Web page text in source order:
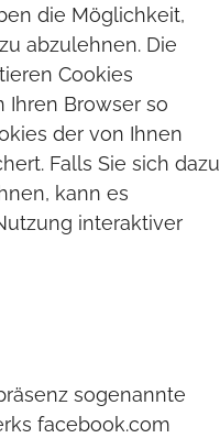
die Möglichkeit,
abzulehnen. Die
Cookies
Ihren Browser so
der von Ihnen
Falls Sie sich dazu
kann es
interaktiver
sogenannte
facebook.com